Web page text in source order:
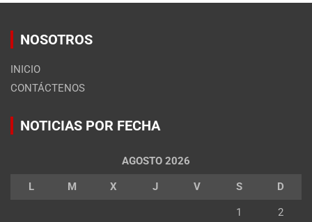
NOSOTROS
INICIO
CONTÁCTENOS
NOTICIAS POR FECHA
AGOSTO 2026
L M X J V S D
1 2